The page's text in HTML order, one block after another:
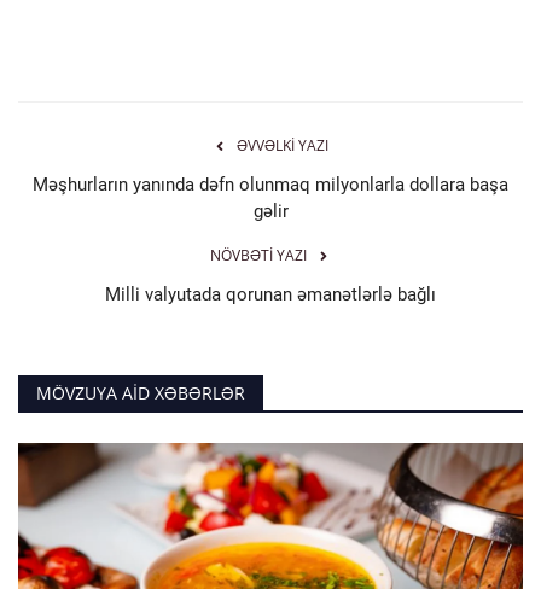
ƏVVƏLKI YAZI
Məşhurların yanında dəfn olunmaq milyonlarla dollara başa
gəlir
NÖVBƏTI YAZI
Milli valyutada qorunan əmanətlərlə bağlı
MÖVZUYA AID XƏBƏRLƏR